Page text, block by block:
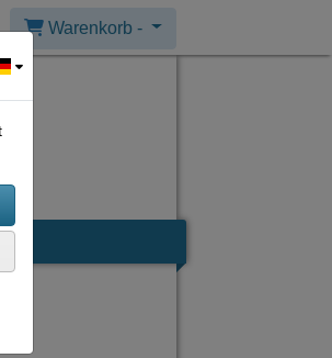
Warenkorb -